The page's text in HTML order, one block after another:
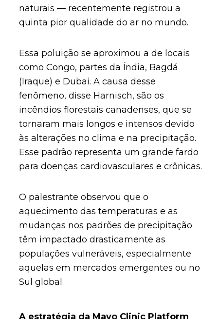
naturais — recentemente registrou a
quinta pior qualidade do ar no mundo.
Essa poluição se aproximou a de locais
como Congo, partes da Índia, Bagdá
(Iraque) e Dubai. A causa desse
fenômeno, disse Harnisch, são os
incêndios florestais canadenses, que se
tornaram mais longos e intensos devido
às alterações no clima e na precipitação.
Esse padrão representa um grande fardo
para doenças cardiovasculares e crônicas.
O palestrante observou que o
aquecimento das temperaturas e as
mudanças nos padrões de precipitação
têm impactado drasticamente as
populações vulneráveis, especialmente
aquelas em mercados emergentes ou no
Sul global.
A estratégia da Mayo Clinic Platform